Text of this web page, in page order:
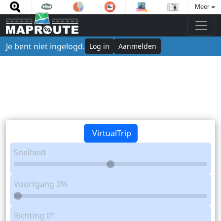
Meer
Je bent niet ingelogd. Log in Aanmelden
VirtualTrip
Snelheid
Voortgang 0%
Richting 0°